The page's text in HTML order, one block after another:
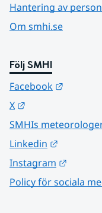
Hantering av
Om smhi.se
Följ SMHI
Facebook
X
SMHIs
Linkedin
Instagram
Policy för sociala